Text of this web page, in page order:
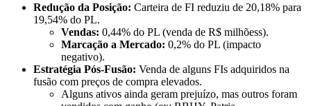
Redução da Posição: Carteira de FI reduziu de 20,18% para
19,54% do PL.
Vendas: 0,44% do PL (venda de R$ milhõess).
Marcação a Mercado: 0,2% do PL (impacto
negativo).
Estratégia Pós-Fusão: Venda de alguns FIs adquiridos na
fusão com preços de compra elevados.
Alguns ativos ainda geram prejuízo, mas outros foram